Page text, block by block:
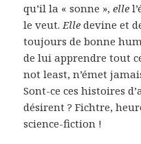
qu’il la « sonne »,elle
le veut.Elle devine et
toujours de bonne
de lui apprendre tout
not least, n’émet
Sont-ce ces histoires
désirent ? Fichtre,
science-fiction !